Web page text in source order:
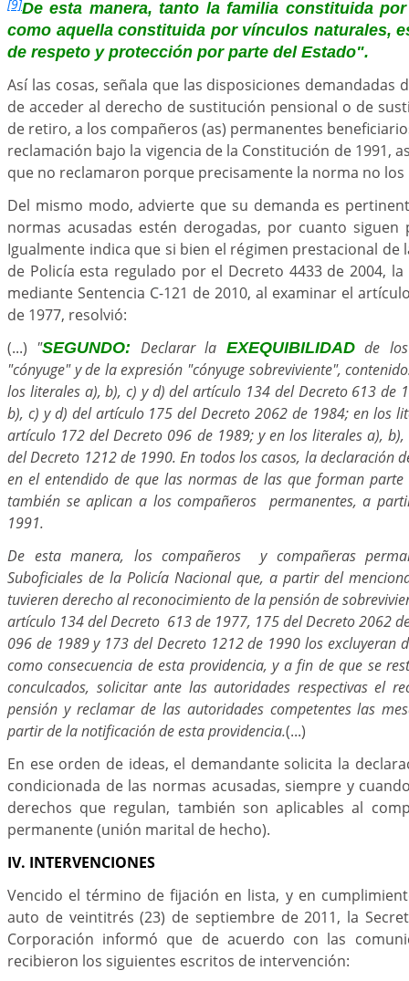
[9]De esta manera, tanto la familia constituida
como aquella constituida por vínculos naturales,
de respeto y protección por parte del Estado".
Así las cosas, señala que las disposiciones demandadas
de acceder al derecho de sustitución pensional o de
de retiro, a los compañeros (as) permanentes
reclamación bajo la vigencia de la Constitución de 1991,
que no reclamaron porque precisamente la norma no los
Del mismo modo, advierte que su demanda es
normas acusadas estén derogadas, por cuanto siguen
Igualmente indica que si bien el régimen prestacional de
de Policía esta regulado por el Decreto 4433 de 2004,
mediante Sentencia C-121 de 2010, al examinar el
de 1977, resolvió:
(...) "SEGUNDO: Declarar la EXEQUIBILIDADde los
"cónyuge" y de la expresión "cónyuge sobreviviente",
los literales a), b), c) y d) del artículo 134 del Decreto 613 de
b), c) y d) del artículo 175 del Decreto 2062 de 1984; en los
artículo 172 del Decreto 096 de 1989; y en los literales a),
del Decreto 1212 de 1990. En todos los casos, la declaración
en el entendido de que las normas de las que forman parte
también se aplican a los compañeros permanentes, a
1991.
De esta manera, los compañeros y compañeras
Suboficiales de la Policía Nacional que, a partir del
tuvieren derecho al reconocimiento de la pensión de
artículo 134 del Decreto 613 de 1977, 175 del Decreto 2062
096 de 1989 y 173 del Decreto 1212 de 1990 los excluyeran
como consecuencia de esta providencia, y a fin de que se
conculcados, solicitar ante las autoridades respectivas el
pensión y reclamar de las autoridades competentes las
partir de la notificación de esta providencia.(...)
En ese orden de ideas, el demandante solicita la
condicionada de las normas acusadas, siempre y
derechos que regulan, también son aplicables al
permanente (unión marital de hecho).
IV. INTERVENCIONES
Vencido el término de fijación en lista, y en
auto de veintitrés (23) de septiembre de 2011, la
Corporación informó que de acuerdo con las
recibieron los siguientes escritos de intervención: